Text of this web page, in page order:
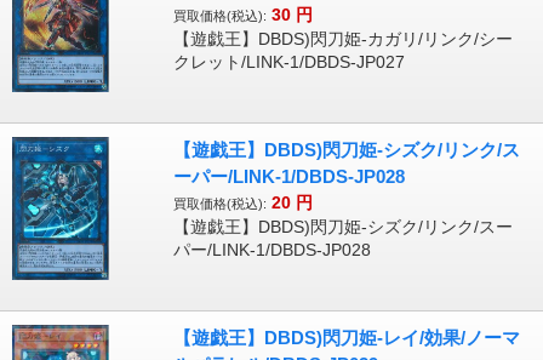
買取価格(税込): 30 円
【遊戯王】DBDS)閃刀姫-カガリ/リンク/シー
クレット/LINK-1/DBDS-JP027
【遊戯王】DBDS)閃刀姫-シズク/リンク/ス
ーパー/LINK-1/DBDS-JP028
買取価格(税込): 20 円
【遊戯王】DBDS)閃刀姫-シズク/リンク/スー
パー/LINK-1/DBDS-JP028
【遊戯王】DBDS)閃刀姫-レイ/効果/ノーマ